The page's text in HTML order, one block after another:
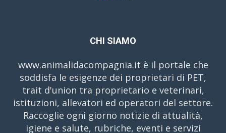
CHI SIAMO
www.animalidacompagnia.it è il portale che
soddisfa le esigenze dei proprietari di PET,
trait d'union tra proprietario e veterinari,
istituzioni, allevatori ed operatori del settore.
Raccoglie ogni giorno notizie di attualità,
igiene e salute, rubriche, eventi e servizi